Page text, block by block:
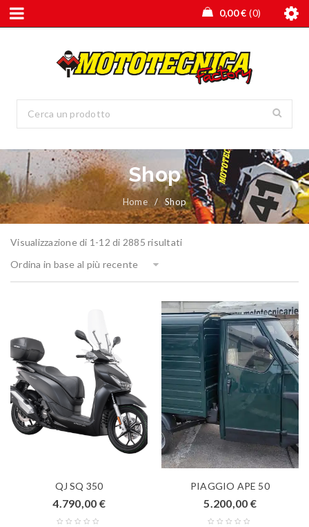
0,00€ 0
Shop
Home / Shop
Visualizzazione di 1-12 di 2885 risultati
Ordina in base al più recente
QJ SQ 350
4.790,00 €
PIAGGIO APE 50
5.200,00 €